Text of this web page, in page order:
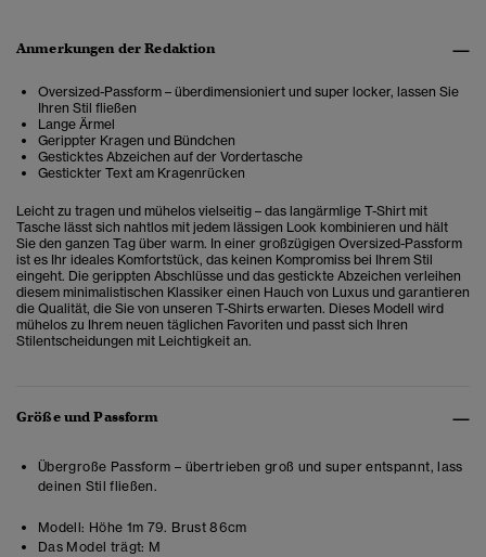
Anmerkungen der Redaktion
Oversized-Passform – überdimensioniert und super locker, lassen Sie
Ihren Stil fließen
Lange Ärmel
Gerippter Kragen und Bündchen
Gesticktes Abzeichen auf der Vordertasche
Gestickter Text am Kragenrücken
Leicht zu tragen und mühelos vielseitig – das langärmlige T-Shirt mit
Tasche lässt sich nahtlos mit jedem lässigen Look kombinieren und hält
Sie den ganzen Tag über warm. In einer großzügigen Oversized-Passform
ist es Ihr ideales Komfortstück, das keinen Kompromiss bei Ihrem Stil
eingeht. Die gerippten Abschlüsse und das gestickte Abzeichen verleihen
diesem minimalistischen Klassiker einen Hauch von Luxus und garantieren
die Qualität, die Sie von unseren T-Shirts erwarten. Dieses Modell wird
mühelos zu Ihrem neuen täglichen Favoriten und passt sich Ihren
Stilentscheidungen mit Leichtigkeit an.
Größe und Passform
Übergroße Passform – übertrieben groß und super entspannt, lass
deinen Stil fließen.
Modell: Höhe 1m 79. Brust 86cm
Das Model trägt: M